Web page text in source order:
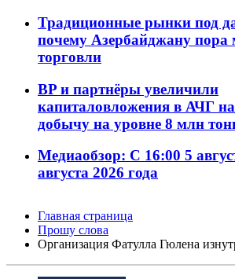
Традиционные рынки под
почему Азербайджану пора
торговли
BP и партнёры увеличили
капиталовложения в АЧГ
добычу на уровне 8 млн
Медиаобзор: С 16:00 5
августа 2026 года
Главная страница
Прошу слова
Организация Фатулла Гюлена